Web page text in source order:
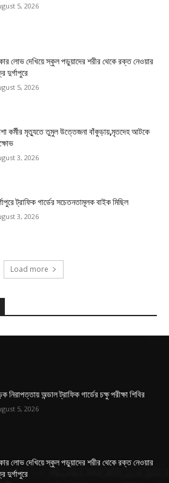
5, 2026
লোভ দেখিয়ে স্কুল পড়ুয়াদের শরীর থেকে রক্ত নেওয়ার
দুর্গাপুরে
5, 2026
কর্মীর মৃত্যুতে তুমুল উত্তেজনা বাঁকুড়ায়,মৃতদেহ আটকে
3, 2026
ট্রাফিক গার্ডের সচেতনতামূলক বাইক মিছিল
3, 2026
Load more
নিরাপত্তায় অন্ডাল ট্রাফিক গার্ডের চক্ষু পরীক্ষা শিবির
5, 2026
লোভ দেখিয়ে স্কুল পড়ুয়াদের শরীর থেকে রক্ত নেওয়ার
দুর্গাপুরে